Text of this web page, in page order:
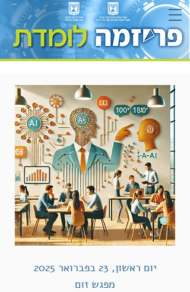
יום ראשון, 23 בפברואר 2025
מפגש זום